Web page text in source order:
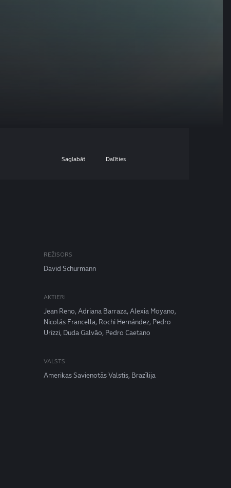
Saglabāt Dalīties
REŽISORS
David Schurmann
AKTIERI
Jean Reno, Adriana Barraza, Alexia Moyano,
Nicolás Francella, Rochi Hernández, Pedro
Urizzi, Duda Galvão, Pedro Caetano
VALSTS
Amerikas Savienotās Valstis, Brazīlija